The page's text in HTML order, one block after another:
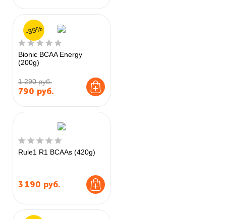
Bionic BCAA Energy
(200g)
1 290 руб.
790 руб.
-39%
Rule1 R1 BCAAs (420g)
3 190 руб.